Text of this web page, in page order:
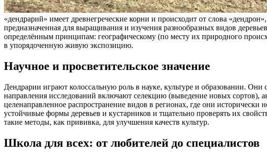
«дендрарий» имеет древнегреческие корни и происходит от слова
предназначенная для выращивания и изучения разнообразных видов
определённым принципам: географическому (по месту их природного
в упорядоченную живую экспозицию.
Научное и просветительское значение
Дендрарии играют колоссальную роль в науке, культуре и образовании.
направления исследований включают селекцию (выведение новых
целенаправленное распространение видов в регионах, где они исторически
устойчивые формы деревьев и кустарников и тщательно проверять их
такие методы, как прививка, для улучшения качеств культур.
Школа для всех: от любителей до специалистов